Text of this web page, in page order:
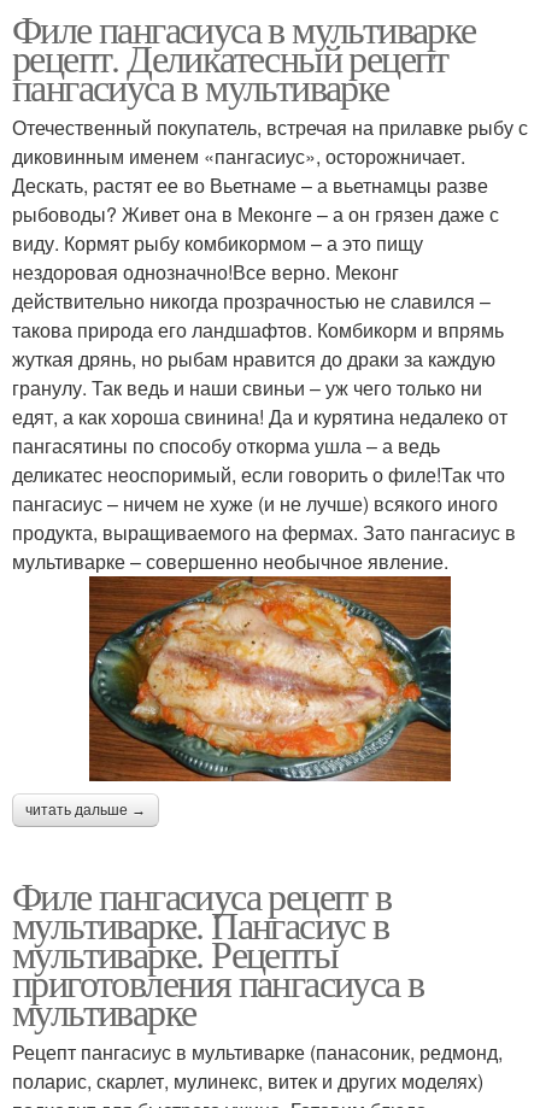
Филе пангасиуса в мультиварке
рецепт. Деликатесный рецепт
пангасиуса в мультиварке
Отечественный покупатель, встречая на прилавке рыбу с
диковинным именем «пангасиус», осторожничает.
Дескать, растят ее во Вьетнаме – а вьетнамцы разве
рыбоводы? Живет она в Меконге – а он грязен даже с
виду. Кормят рыбу комбикормом – а это пищу
нездоровая однозначно!Все верно. Меконг
действительно никогда прозрачностью не славился –
такова природа его ландшафтов. Комбикорм и впрямь
жуткая дрянь, но рыбам нравится до драки за каждую
гранулу. Так ведь и наши свиньи – уж чего только ни
едят, а как хороша свинина! Да и курятина недалеко от
пангасятины по способу откорма ушла – а ведь
деликатес неоспоримый, если говорить о филе!Так что
пангасиус – ничем не хуже (и не лучше) всякого иного
продукта, выращиваемого на фермах. Зато пангасиус в
мультиварке – совершенно необычное явление.
читать дальше →
Филе пангасиуса рецепт в
мультиварке. Пангасиус в
мультиварке. Рецепты
приготовления пангасиуса в
мультиварке
Рецепт пангасиус в мультиварке (панасоник, редмонд,
поларис, скарлет, мулинекс, витек и других моделях)